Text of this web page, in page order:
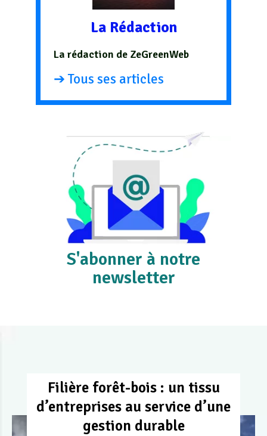
La Rédaction
La rédaction de ZeGreenWeb
➔ Tous ses articles
S'abonner à notre
newsletter
Filière forêt-bois : un tissu
d’entreprises au service d’une
gestion durable